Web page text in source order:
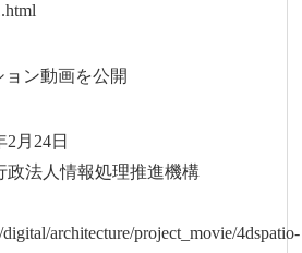
ン動画を公開
月24日
人情報処理推進機構
architecture/project_movie/4dspatio-